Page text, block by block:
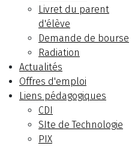
Livret du parent
d'élève
Demande de bourse
Radiation
Actualités
Offres d'emploi
Liens pédagogiques
CDI
SIte de Technologie
PIX